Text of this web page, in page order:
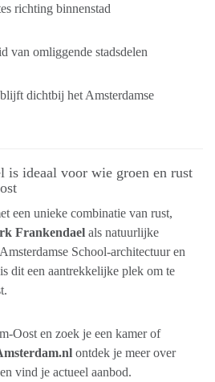
richting binnenstad
van omliggende stadsdelen
dichtbij het Amsterdamse
is ideaal voor wie groen en rust
een unieke combinatie van rust,
Frankendael als natuurlijke
School-architectuur en
dit een aantrekkelijke plek om te
Oost en zoek je een kamer of
ontdek je meer over
vind je actueel aanbod.